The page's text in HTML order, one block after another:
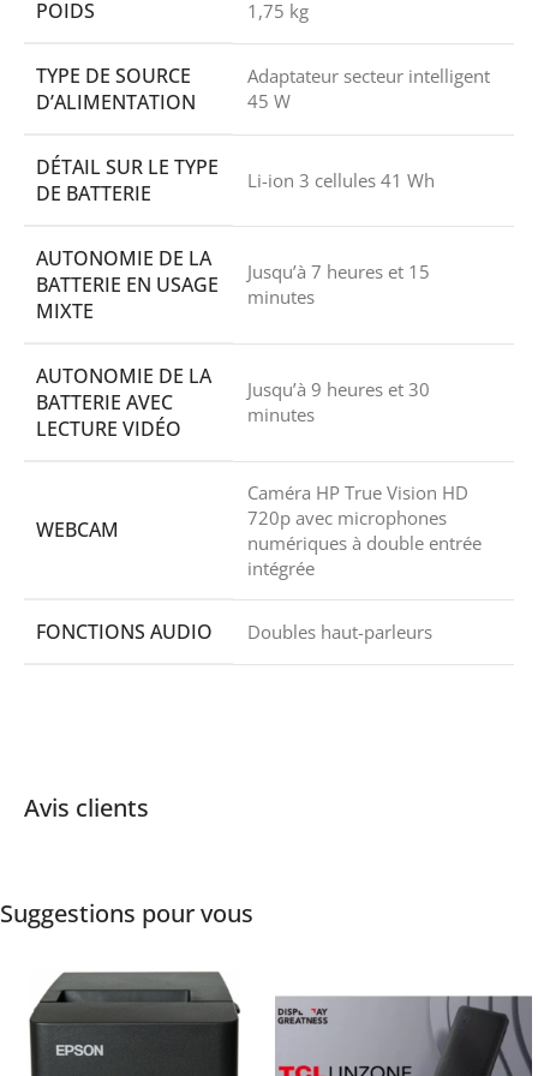
POIDS 1,75 kg
TYPE DE SOURCE
D’ALIMENTATION
Adaptateur secteur intelligent
45 W
DÉTAIL SUR LE TYPE
DE BATTERIE
Li-ion 3 cellules 41 Wh
AUTONOMIE DE LA
BATTERIE EN USAGE
MIXTE
Jusqu’à 7 heures et 15
minutes
AUTONOMIE DE LA
BATTERIE AVEC
LECTURE VIDÉO
Jusqu’à 9 heures et 30
minutes
WEBCAM
Caméra HP True Vision HD
720p avec microphones
numériques à double entrée
intégrée
FONCTIONS AUDIO Doubles haut-parleurs
Avis clients
Suggestions pour vous